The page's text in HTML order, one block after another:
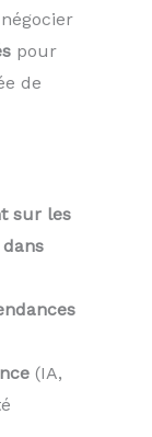
pour
de
sur les
(IA,